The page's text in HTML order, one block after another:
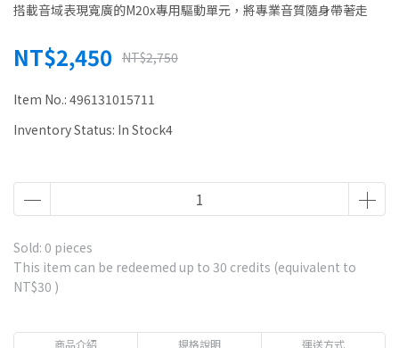
搭載音域表現寬廣的M20x專用驅動單元，將專業音質隨身帶著走
NT$2,450 NT$2,750
Item No.: 496131015711
Inventory Status: In Stock4
Sold: 0 pieces
This item can be redeemed up to 30 credits (equivalent to
NT$30 )
商品介紹 規格說明 運送方式